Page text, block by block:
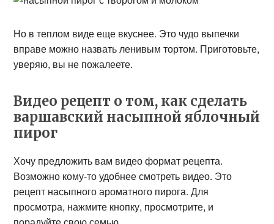
Но в теплом виде еще вкуснее. Это чудо выпечки
вправе можно назвать ленивым тортом. Приготовьте,
уверяю, вы не пожалеете.
Видео рецепт о том, как сделать
варшавский насыпной яблочный
пирог
Хочу предложить вам видео формат рецепта.
Возможно кому-то удобнее смотреть видео. Это
рецепт насыпного ароматного пирога. Для
просмотра, нажмите кнопку, просмотрите, и